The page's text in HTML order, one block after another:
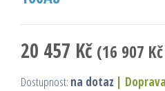
20 457 Kč (16 907 Kč
Dostupnost: na dotaz |